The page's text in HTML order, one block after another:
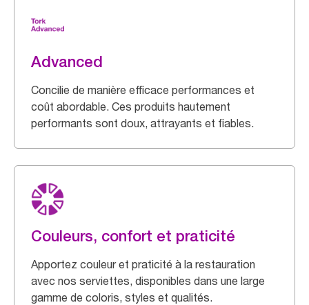
Advanced
Concilie de manière efficace performances et
coût abordable. Ces produits hautement
performants sont doux, attrayants et fiables.
Couleurs, confort et praticité
Apportez couleur et praticité à la restauration
avec nos serviettes, disponibles dans une large
gamme de coloris, styles et qualités.